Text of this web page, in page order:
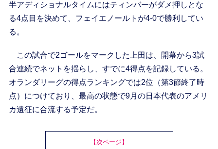
半アディショナルタイムにはティンバーがダメ押しとな
る4点目を決めて、フェイエノールトが4-0で勝利してい
る。
この試合で2ゴールをマークした上田は、開幕から3試
合連続でネットを揺らし、すでに4得点を記録している。
オランダリーグの得点ランキングでは2位（第3節終了時
点）につけており、最高の状態で9月の日本代表のアメリ
カ遠征に合流する予定だ。
【次ページ】